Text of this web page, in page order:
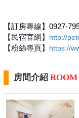
【訂房專線】0927-
【民宿官網】 http://
【粉絲專頁】 https://
房間介紹 ROOM